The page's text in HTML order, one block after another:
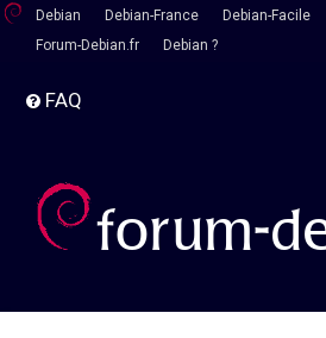
Debian Debian-France Debian-Facile
Forum-Debian.fr
Debian ?
FAQ